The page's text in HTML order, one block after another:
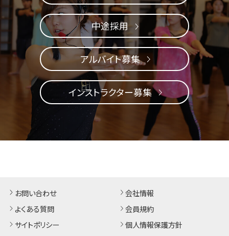
中途採用
アルバイト募集
インストラクター募集
お問い合わせ
よくある質問
サイトポリシー
会社情報
会員規約
個人情報保護方針